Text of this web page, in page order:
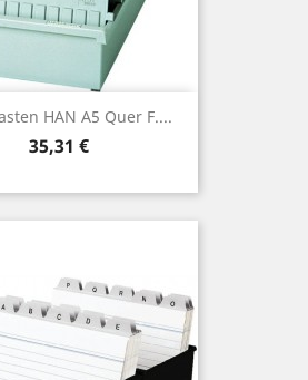
HAN A5 Quer F....
Preis
35,31 €